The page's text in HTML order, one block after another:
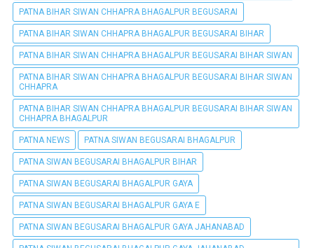
PATNA BIHAR SIWAN CHHAPRA BHAGALPUR BEGUSARAI
PATNA BIHAR SIWAN CHHAPRA BHAGALPUR BEGUSARAI BIHAR
PATNA BIHAR SIWAN CHHAPRA BHAGALPUR BEGUSARAI BIHAR SIWAN
PATNA BIHAR SIWAN CHHAPRA BHAGALPUR BEGUSARAI BIHAR SIWAN
CHHAPRA
PATNA BIHAR SIWAN CHHAPRA BHAGALPUR BEGUSARAI BIHAR SIWAN
CHHAPRA BHAGALPUR
PATNA NEWS PATNA SIWAN BEGUSARAI BHAGALPUR
PATNA SIWAN BEGUSARAI BHAGALPUR BIHAR
PATNA SIWAN BEGUSARAI BHAGALPUR GAYA
PATNA SIWAN BEGUSARAI BHAGALPUR GAYA E
PATNA SIWAN BEGUSARAI BHAGALPUR GAYA JAHANABAD